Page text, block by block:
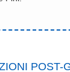
POST-